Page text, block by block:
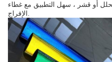
أو قشر ، سهل التطبيق مع غطاء